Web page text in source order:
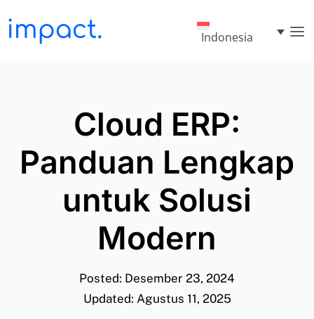
Indonesia
Cloud ERP:
Panduan Lengkap
untuk Solusi
Modern
Posted: Desember 23, 2024
Updated: Agustus 11, 2025